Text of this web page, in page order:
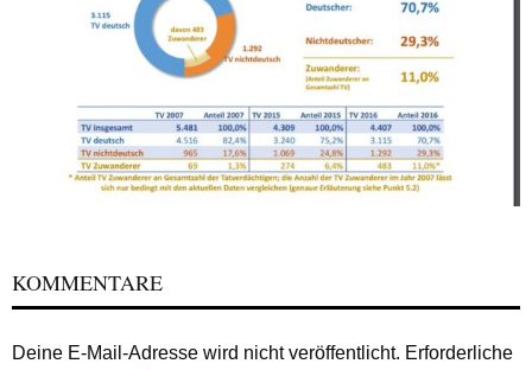
KOMMENTARE
Deine E-Mail-Adresse wird nicht veröffentlicht. Erforderliche